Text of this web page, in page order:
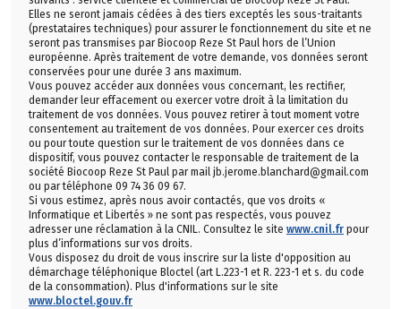
Elles ne seront jamais cédées à des tiers exceptés les sous-traitants
(prestataires techniques) pour assurer le fonctionnement du site et ne
seront pas transmises par Biocoop Reze St Paul hors de l’Union
européenne. Après traitement de votre demande, vos données seront
conservées pour une durée 3 ans maximum.
Vous pouvez accéder aux données vous concernant, les rectifier,
demander leur effacement ou exercer votre droit à la limitation du
traitement de vos données. Vous pouvez retirer à tout moment votre
consentement au traitement de vos données. Pour exercer ces droits
ou pour toute question sur le traitement de vos données dans ce
dispositif, vous pouvez contacter le responsable de traitement de la
société Biocoop Reze St Paul par mail jb.jerome.blanchard@gmail.com
ou par téléphone 09 74 36 09 67.
Si vous estimez, après nous avoir contactés, que vos droits «
Informatique et Libertés » ne sont pas respectés, vous pouvez
adresser une réclamation à la CNIL. Consultez le site www.cnil.fr pour
plus d’informations sur vos droits.
Vous disposez du droit de vous inscrire sur la liste d'opposition au
démarchage téléphonique Bloctel (art L.223-1 et R. 223-1 et s. du code
de la consommation). Plus d'informations sur le site
www.bloctel.gouv.fr